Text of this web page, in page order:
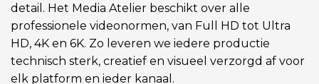
detail. Het Media Atelier beschikt over alle
professionele videonormen, van Full HD tot Ultra
HD, 4K en 6K. Zo leveren we iedere productie
technisch sterk, creatief en visueel verzorgd af voor
elk platform en ieder kanaal.